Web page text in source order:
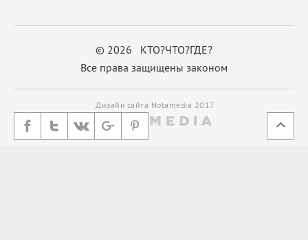
© 2026 КТО?ЧТО?ГДЕ?
Все права защищены законом
Дизайн сайта Notamedia 2017